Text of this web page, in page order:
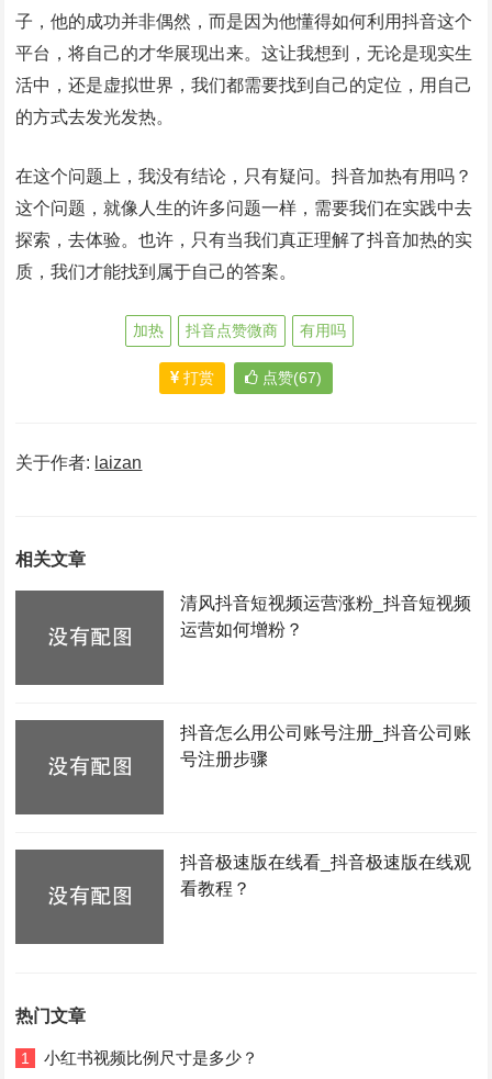
子，他的成功并非偶然，而是因为他懂得如何利用抖音这个
平台，将自己的才华展现出来。这让我想到，无论是现实生
活中，还是虚拟世界，我们都需要找到自己的定位，用自己
的方式去发光发热。
在这个问题上，我没有结论，只有疑问。抖音加热有用吗？
这个问题，就像人生的许多问题一样，需要我们在实践中去
探索，去体验。也许，只有当我们真正理解了抖音加热的实
质，我们才能找到属于自己的答案。
加热 抖音点赞微商 有用吗
打赏 点赞(67)
关于作者: laizan
相关文章
清风抖音短视频运营涨粉_抖音短视频
运营如何增粉？
抖音怎么用公司账号注册_抖音公司账
号注册步骤
抖音极速版在线看_抖音极速版在线观
看教程？
热门文章
1 小红书视频比例尺寸是多少？